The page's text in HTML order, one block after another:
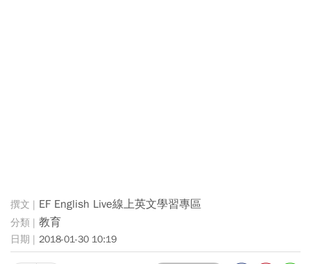
EF English Live線上英文學習專區
教育
2018-01-30 10:19